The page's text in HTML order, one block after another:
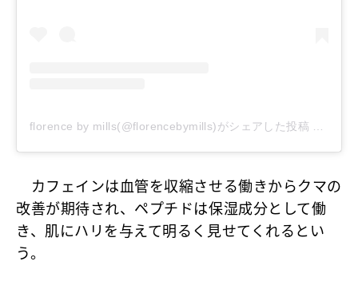
florence by mills(@florencebymills)がシェアした投稿
カフェインは血管を収縮させる働きからクマの
改善が期待され、ペプチドは保湿成分として働
き、肌にハリを与えて明るく見せてくれるとい
う。